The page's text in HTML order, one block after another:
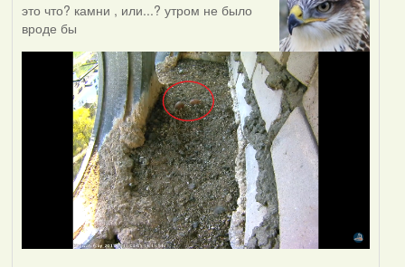
это что? камни , или...? утром не было
вроде бы